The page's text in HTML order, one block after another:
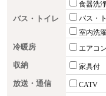
食器洗
バス・トイレ バス・
室内洗
冷暖房 エアコン
収納 家具付
放送・通信 CATV